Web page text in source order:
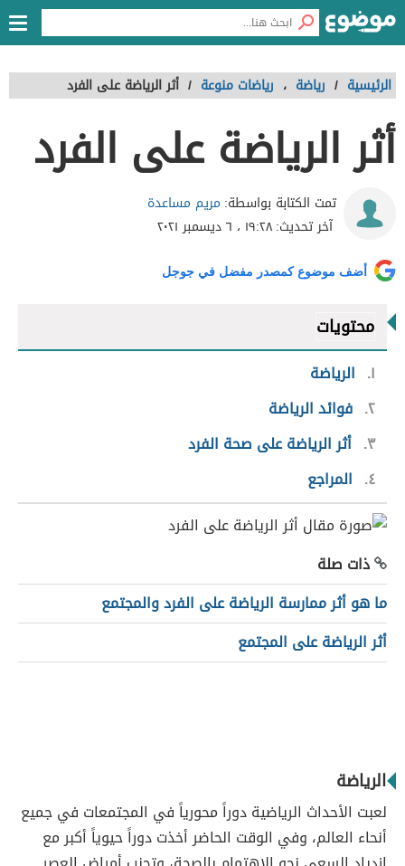
الرئيسية / رياضة ، رياضات منوعة / أثر الرياضة على الفرد
أثر الرياضة على الفرد
تمت الكتابة بواسطة: مريم مساعدة
آخر تحديث:١٩:٢٨ ، ٦ ديسمبر ٢٠٢١
أضف موضوع كمصدر مفضل في جوجل
محتويات
١
الرياضة
٢ فوائد الرياضة
٣ أثر الرياضة على صحة الفرد
٤
المراجع
ذات صلة
ما هو أثر ممارسة الرياضة على الفرد والمجتمع
أثر الرياضة على المجتمع
الرياضة
لعبت الأحداث الرياضية دوراً محورياً في المجتمعات في جميع
أنحاء العالم، وفي الوقت الحاضر أخذت دوراً حيوياً أكبر مع